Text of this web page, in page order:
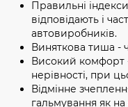
Правильні
відповідають і
автовиробників.
Виняткова тиша -
Високий комфорт
нерівності, при
Відмінне
гальмування як на